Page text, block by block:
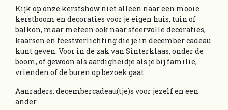
Kijk op onze kerstshow niet alleen naar een mooie
kerstboom en decoraties voor je eigen huis, tuin of
balkon, maar meteen ook naar sfeervolle decoraties,
kaarsen en feestverlichting die je in december cadeau
kunt geven. Voor in de zak van Sinterklaas, onder de
boom, of gewoon als aardigheidje als je bij familie,
vrienden of de buren op bezoek gaat.
Aanraders: decembercadeau(tje)s voor jezelf en een
ander